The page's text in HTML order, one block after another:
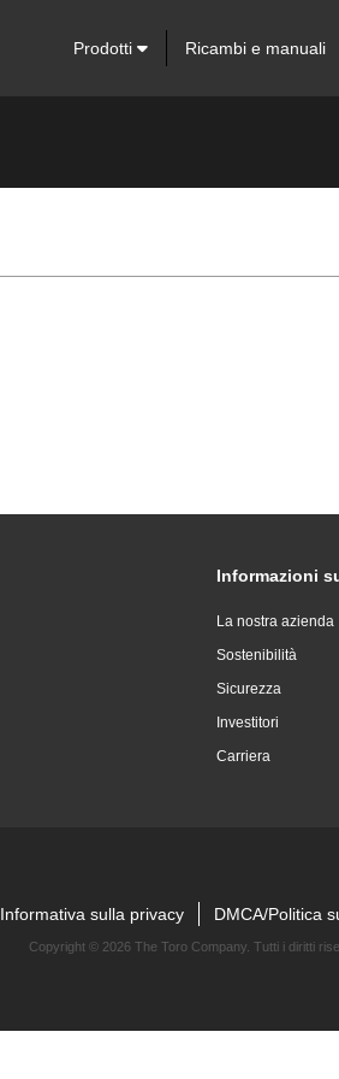
Prodotti Ricambi e manuali
Informazioni
La nostra azienda
Sostenibilità
Sicurezza
Investitori
Carriera
Informativa sulla privacy DMCA/Politica
Copyright © 2026 The Toro Company. Tutti i diritti